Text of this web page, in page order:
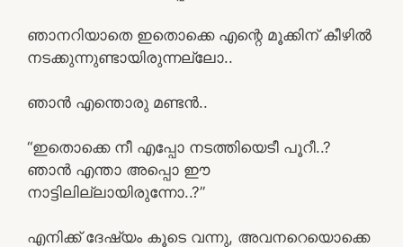
ഞാനറിയാതെ ഇതൊക്കെ എന്റെ മൂക്കിന് കീഴിൽ
നടക്കുന്നുണ്ടായിരുന്നല്ലോ..
ഞാൻ എന്തൊരു മണ്ടൻ..
“ഇതൊക്കെ നീ എപ്പോ നടത്തിയെടീ പൂറീ..?
ഞാൻ എന്താ അപ്പൊ ഈ
നാട്ടിലില്ലായിരുന്നോ..?”
എനിക്ക് ദേഷ്യം കൂടെ വന്നു, അവനറെയൊക്കെ